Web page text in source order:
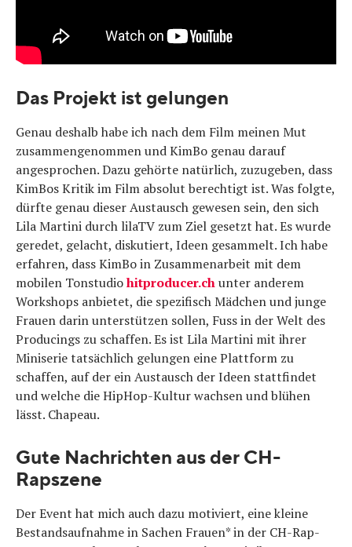
Das Projekt ist gelungen
Genau deshalb habe ich nach dem Film meinen Mut
zusammengenommen und KimBo genau darauf
angesprochen. Dazu gehörte natürlich, zuzugeben, dass
KimBos Kritik im Film absolut berechtigt ist. Was folgte,
dürfte genau dieser Austausch gewesen sein, den sich
Lila Martini durch lilaTV zum Ziel gesetzt hat. Es wurde
geredet, gelacht, diskutiert, Ideen gesammelt. Ich habe
erfahren, dass KimBo in Zusammenarbeit mit dem
mobilen Tonstudiohitproducer.chunter anderem
Workshops anbietet, die spezifisch Mädchen und junge
Frauen darin unterstützen sollen, Fuss in der Welt des
Producings zu schaffen. Es ist Lila Martini mit ihrer
Miniserie tatsächlich gelungen eine Plattform zu
schaffen, auf der ein Austausch der Ideen stattfindet
und welche die HipHop-Kultur wachsen und blühen
lässt. Chapeau.
Gute Nachrichten aus der CH-
Rapszene
Der Event hat mich auch dazu motiviert, eine kleine
Bestandsaufnahme in Sachen Frauen* in der CH-Rap-